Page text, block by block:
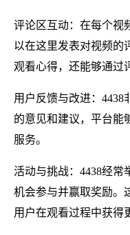
评论区互动：在每个视
以在这里发表对视频的
观看心得，还能够通过
用户反馈与改进：4438
的意见和建议，平台能
服务。
活动与挑战：4438经常
机会参与并赢取奖励。
用户在观看过程中获得